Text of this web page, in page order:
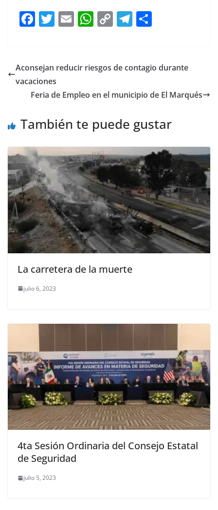
F
e
b
o
k
T
er
E
l
W
s
p
C
y
n
T
gr
m
e
Aconsejan reducir riesgos de contagio durante
vacaciones
Feria de Empleo en el municipio de El Marqués
También te puede gustar
La carretera de la muerte
julio 6, 2023
4ta Sesión Ordinaria del Consejo Estatal
de Seguridad
julio 5, 2023